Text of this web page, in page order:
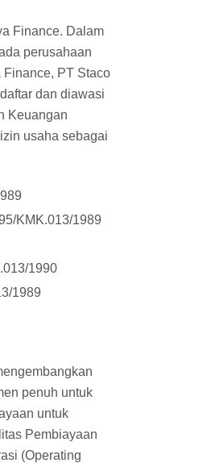
Finance. Dalam
perusahaan
PT Staco
dan diawasi
Keuangan
usaha sebagai
KMK.013/1989
1990
1989
penuh untuk
untuk
Pembiayaan
(Operating